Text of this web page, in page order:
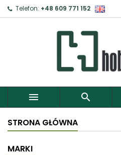
Telefon: +48 609 771 152
 
STRONA GŁÓWNA
MARKI
Zaloguj
Aby zapisać produkty do
Anuluj